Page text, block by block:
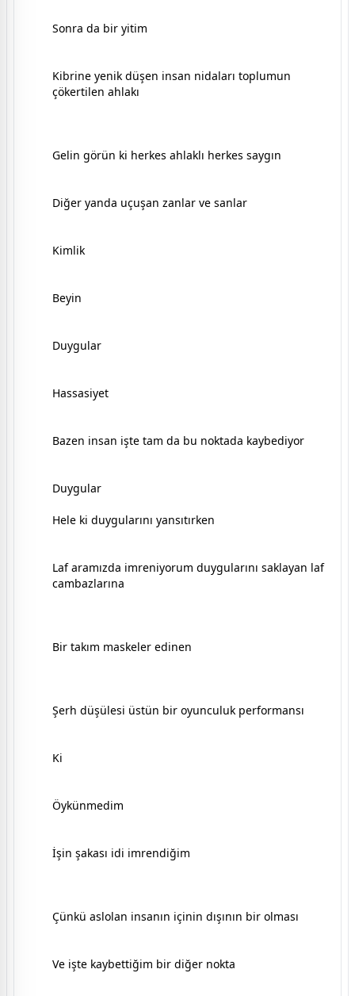
Sonra da bir yitim
Kibrine yenik düşen insan nidaları toplumun
çökertilen ahlakı
Gelin görün ki herkes ahlaklı herkes saygın
Diğer yanda uçuşan zanlar ve sanlar
Kimlik
Beyin
Duygular
Hassasiyet
Bazen insan işte tam da bu noktada kaybediyor
Duygular
Hele ki duygularını yansıtırken
Laf aramızda imreniyorum duygularını saklayan laf
cambazlarına
Bir takım maskeler edinen
Şerh düşülesi üstün bir oyunculuk performansı
Ki
Öykünmedim
İşin şakası idi imrendiğim
Çünkü aslolan insanın içinin dışının bir olması
Ve işte kaybettiğim bir diğer nokta